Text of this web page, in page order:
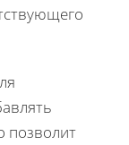
позволит